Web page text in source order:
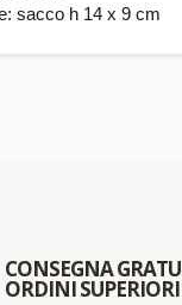
sacco h 14 x 9 cm
CONSEGNA
ORDINI